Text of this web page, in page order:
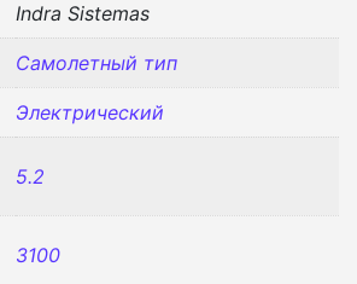
Indra Sistemas
Самолетный тип
Электрический
5.2
3100